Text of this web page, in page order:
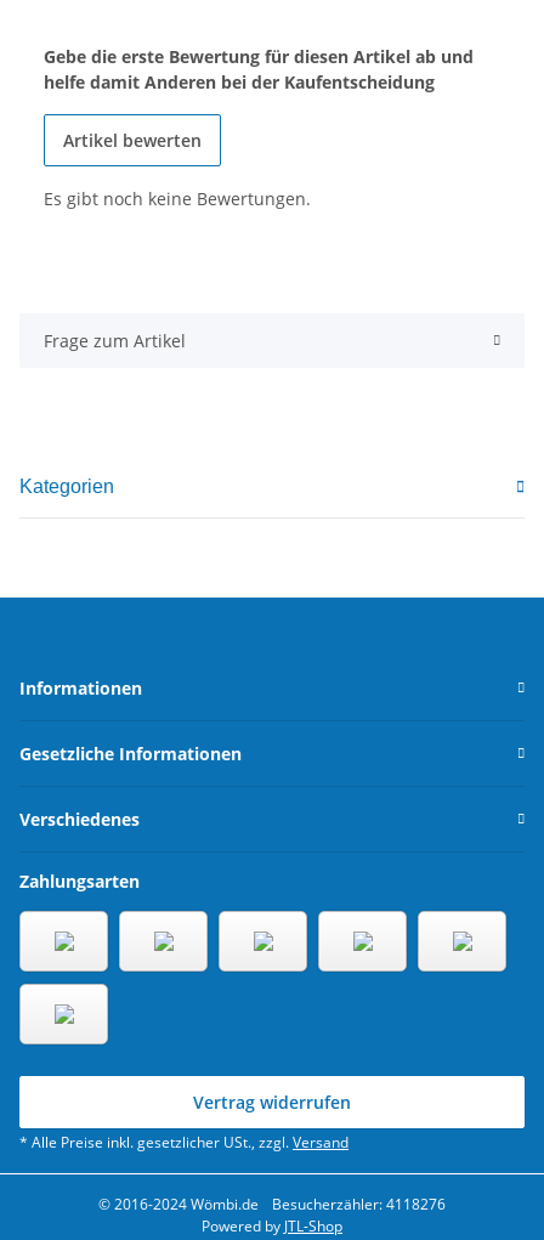
Gebe die erste Bewertung für diesen Artikel ab und
helfe damit Anderen bei der Kaufentscheidung
Artikel bewerten
Es gibt noch keine Bewertungen.
Frage zum Artikel
Kategorien
Informationen
Gesetzliche Informationen
Verschiedenes
Zahlungsarten
Vertrag widerrufen
* Alle Preise inkl. gesetzlicher USt., zzgl.Versand
© 2016-2024 Wömbi.de
Besucherzähler: 4118276
Powered by JTL-Shop